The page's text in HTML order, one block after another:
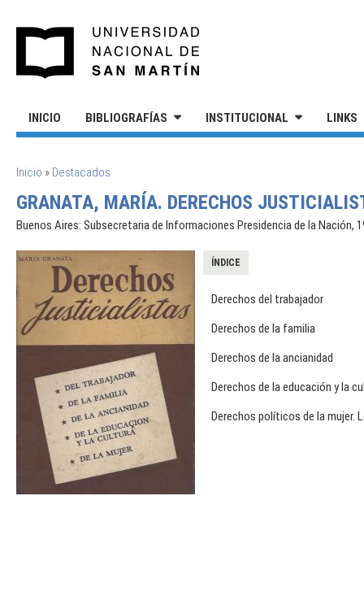
INICIO BIBLIOGRAFÍAS INSTITUCIONAL LINKS
SE ENCUENTRA USTED AQUÍ
Inicio » Destacados
GRANATA, MARÍA. DERECHOS
Buenos Aires: Subsecretaria de Informaciones Presidencia de la Nación,
ÍNDICE
Derechos del trabajador
Derechos de la familia
Derechos de la ancianidad
Derechos de la educación y la
Derechos políticos de la mujer.